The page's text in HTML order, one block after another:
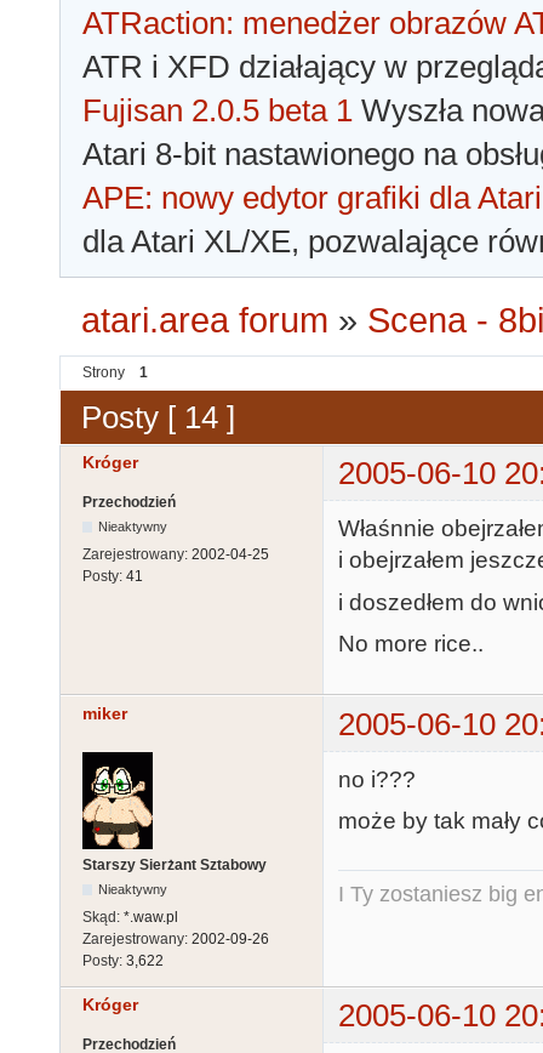
ATRaction: menedżer obrazów
ATR i XFD działający w
Fujisan 2.0.5 beta 1 Wyszła
Atari 8-bit nastawionego na
APE: nowy edytor grafiki dla Atari
dla Atari XL/XE, pozwalające
atari.area forum » Scena -
Strony 1
Posty [ 14 ]
Króger 2005-06-10
Przechodzień
Nieaktywny
Zarejestrowany: 2002-04-25
Posty: 41
Właśnnie
i obejrzałem
i doszedłem do
No more rice..
miker 2005-06-10
Starszy Sierżant Sztabowy
Nieaktywny
Skąd: *.waw.pl
Zarejestrowany: 2002-09-26
Posty: 3,622
no i???
może by tak mały
I Ty zostaniesz big
Króger 2005-06-10
Przechodzień